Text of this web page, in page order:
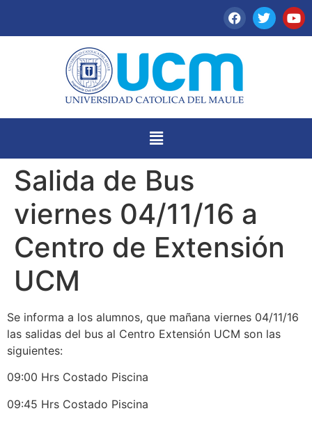
Salida de Bus
viernes 04/11/16 a
Centro de Extensión
UCM
Se informa a los alumnos, que mañana viernes 04/11/16
las salidas del bus al Centro Extensión UCM son las
siguientes:
09:00 Hrs Costado Piscina
09:45 Hrs Costado Piscina